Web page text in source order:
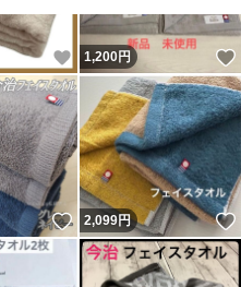
いいね！
1,200円
いいね！
2,099円